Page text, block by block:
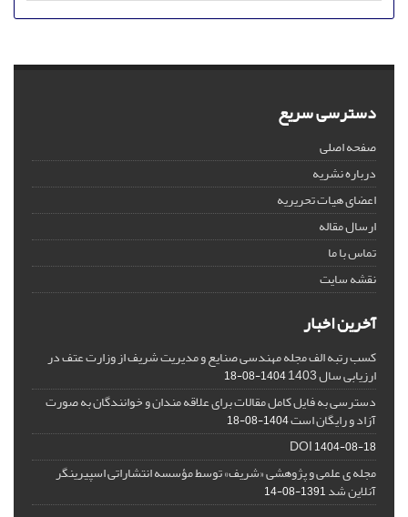
دسترسی سریع
صفحه اصلی
درباره نشریه
اعضای هیات تحریریه
ارسال مقاله
تماس با ما
نقشه سایت
آخرین اخبار
کسب رتبه الف مجله مهندسی صنایع و مدیریت شریف از وزارت عتف در
ارزیابی سال 1403 1404-08-18
دسترسی به فایل کامل مقالات برای علاقه مندان و خوانندگان به صورت
آزاد و رایگان است1404-08-18
DOI1404-08-18
مجله ی علمی و پژوهشی «شریف» توسط مؤسسه انتشاراتی اسپیرینگر
آنلاین شد1391-08-14